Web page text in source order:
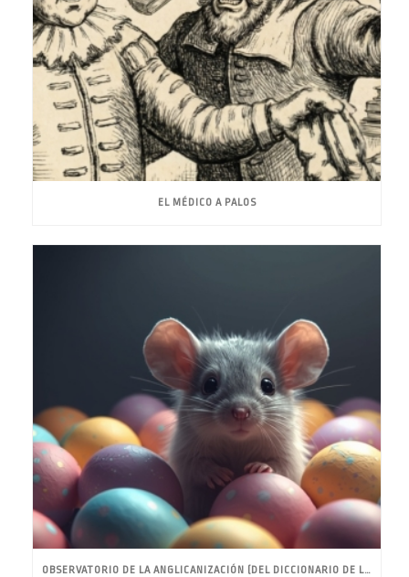
EL MÉDICO A PALOS
OBSERVATORIO DE LA ANGLICANIZACIÓN (DEL DICCIONARIO DE LA RAE)